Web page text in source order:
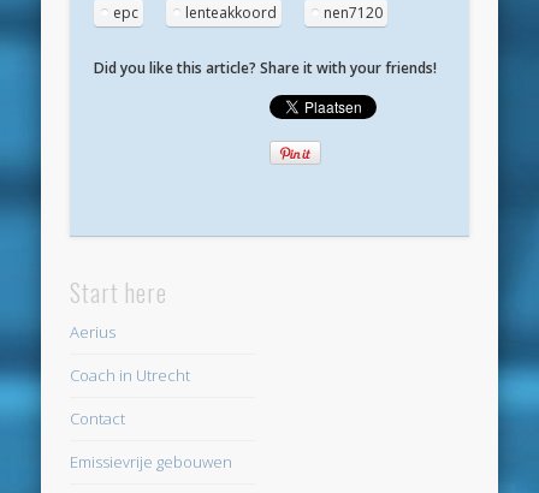
april 2020 epc lenteakkoord nen7120
Did you like this article? Share it with your friends!
Start here
Aerius
Coach in Utrecht
Contact
Emissievrije gebouwen